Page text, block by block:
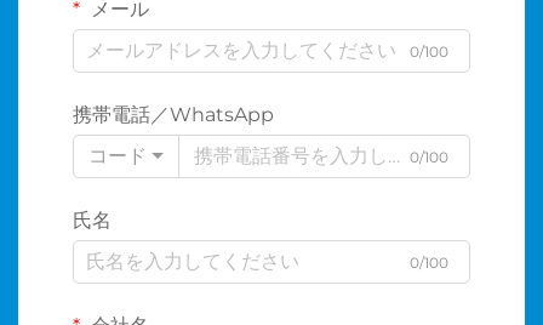
メール
0/100
携帯電話／WhatsApp
コード
0/100
氏名
0/100